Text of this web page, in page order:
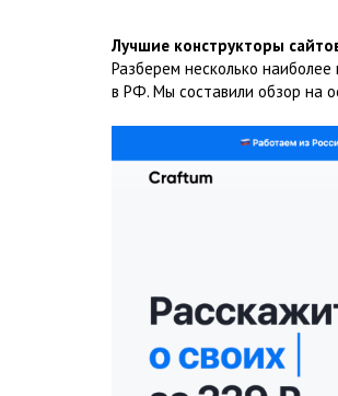
Лучшие конструкторы
Разберем несколько
в РФ. Мы составили обзор на